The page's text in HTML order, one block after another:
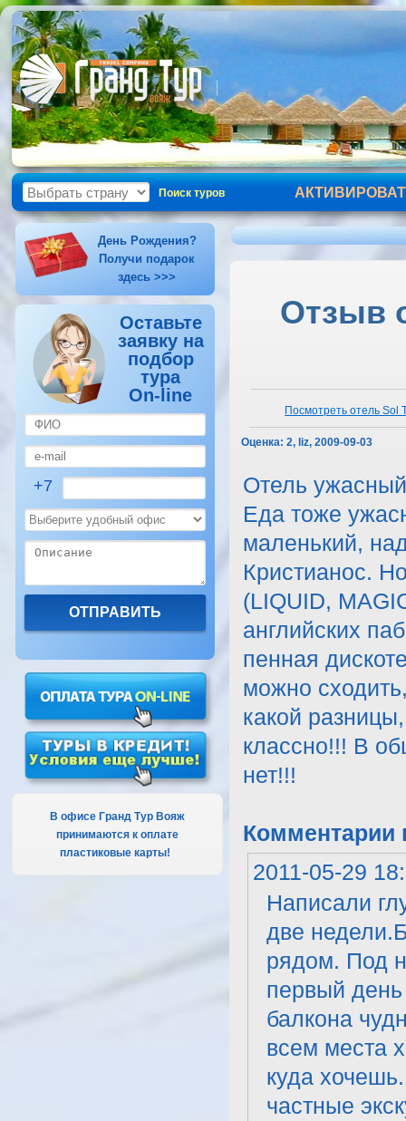
Поиск туров
День Рождения?
Получи подарок
здесь >>>
Оставьте
заявку на
подбор
тура
On-line
+7
В офисе Гранд Тур Вояж
принимаются к оплате
пластиковые карты!
Отзыв
Посмотреть отель Sol
Оценка: 2, liz, 2009-09-03
Отель
Еда тоже
маленький,
Кристианос.
(LIQUID,
английских
пенная
можно
какой
классно!!! В
нет!!!
Комментарии
2011-05-29
Написали
две
рядом. Под
первый
балкона
всем места
куда
частные